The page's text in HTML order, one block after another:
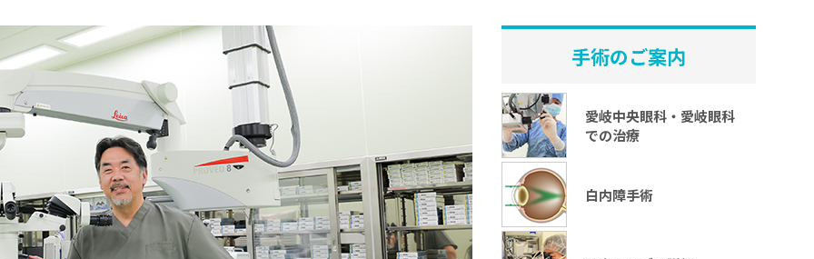
手術のご案内
愛岐中央眼科・愛岐眼科
での治療
白内障手術